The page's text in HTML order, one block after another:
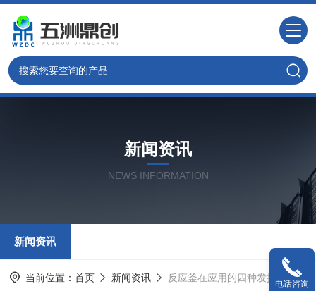
新闻资讯
NEWS INFORMATION
新闻资讯
当前位置： 首页 新闻资讯 反应釜在应用的四种发挥功能
电话咨询